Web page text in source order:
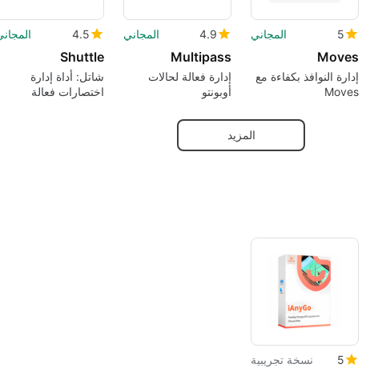
5 المجاني
Moves
إدارة النوافذ بكفاءة مع
Moves
4.9 المجاني
Multipass
إدارة فعالة لحالات
أوبونتو
4.5
Shuttle
شاتل: أداة إدارة
اختصارات فعالة
المزيد
5 نسخة تجريبية